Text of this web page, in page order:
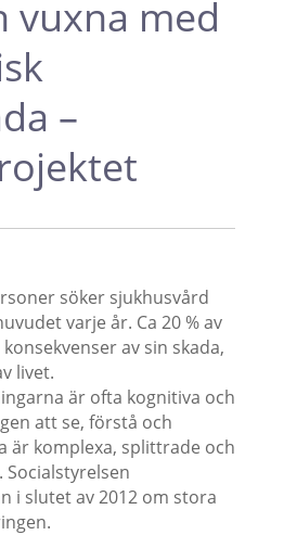
vuxna med
–
söker sjukhusvård
varje år. Ca 20 % av
av sin skada,
livet.
är ofta kognitiva och
att se, förstå och
är komplexa, splittrade och
i slutet av 2012 om stora